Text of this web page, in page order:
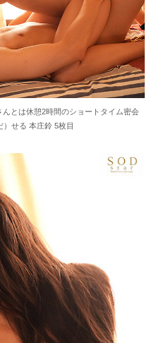
とは休憩2時間のショートタイム密会
せる 本庄鈴 5枚目